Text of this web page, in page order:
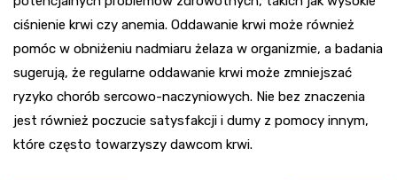
ciśnienie krwi czy anemia. Oddawanie krwi może również
pomóc w obniżeniu nadmiaru żelaza w organizmie, a badania
sugerują, że regularne oddawanie krwi może zmniejszać
ryzyko chorób sercowo-naczyniowych. Nie bez znaczenia
jest również poczucie satysfakcji i dumy z pomocy innym,
które często towarzyszy dawcom krwi.